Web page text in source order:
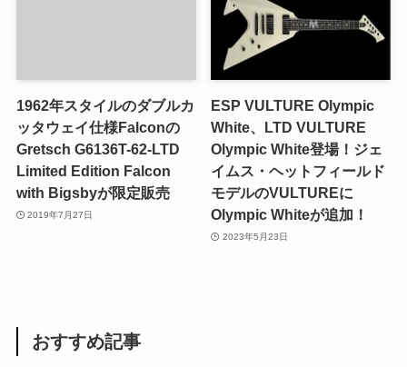
1962年スタイルのダブルカ
ッタウェイ仕様Falconの
Gretsch G6136T-62-LTD
Limited Edition Falcon
with Bigsbyが限定販売
2019年7月27日
ESP VULTURE Olympic
White、LTD VULTURE
Olympic White登場！ジェ
イムス・ヘットフィールド
モデルのVULTUREに
Olympic Whiteが追加！
2023年5月23日
おすすめ記事